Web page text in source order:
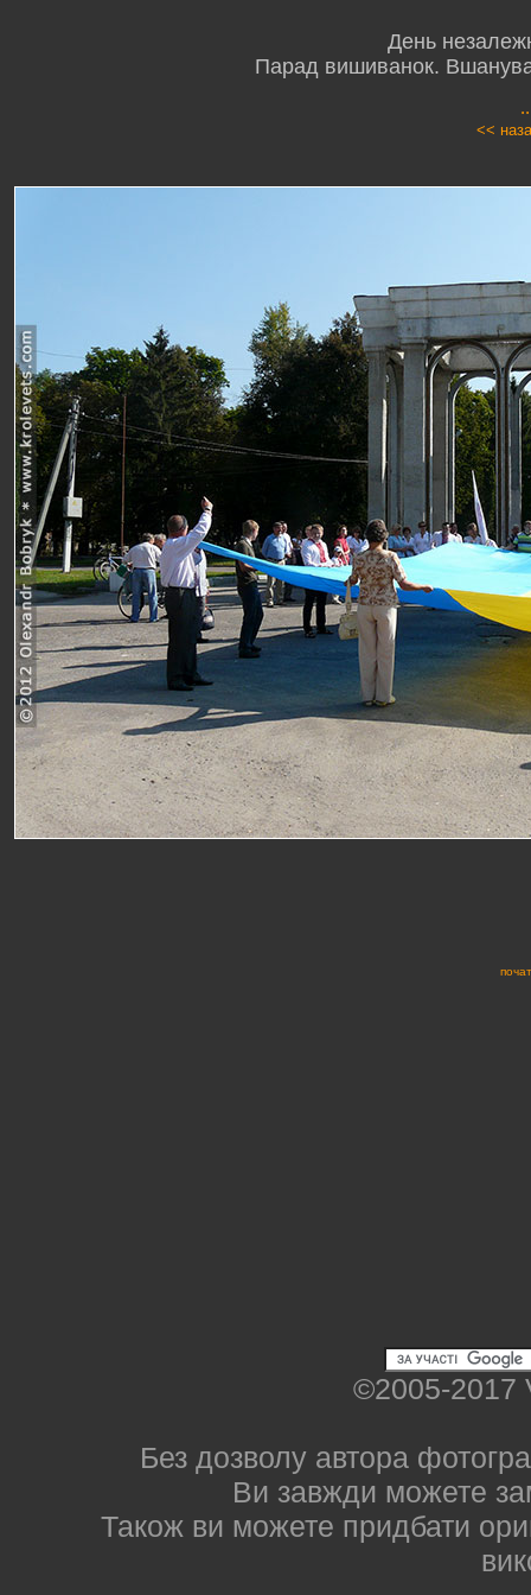
День
Парад вишиванок.
<<
©2005-2017
Без дозволу автора
Ви завжди можете
Також ви можете придбати